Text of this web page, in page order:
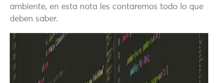
ambiente, en esta nota les contaremos todo lo que
deben saber.